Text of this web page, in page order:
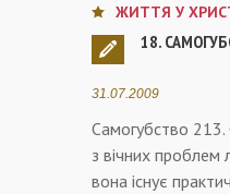
ЖИТТЯ У
18.
31.07.2009
Самогубство
з вічних проблем
вона існує